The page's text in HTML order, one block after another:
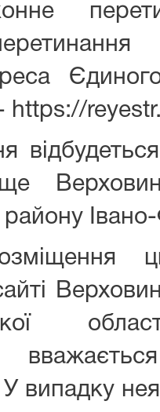
https://
Івано-
випадку